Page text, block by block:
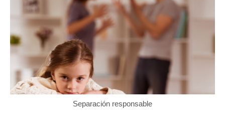
Separación responsable